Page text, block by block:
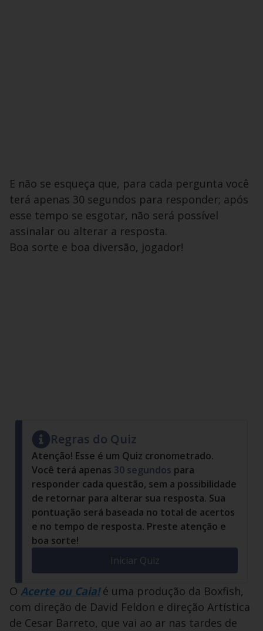
E não se esqueça que, para cada pergunta você
terá apenas 30 segundos para responder; após
esse tempo se esgotar, não será possível
assinalar ou alterar a resposta.
Boa sorte e boa diversão, jogador!
Regras do Quiz
Atenção! Esse é um Quiz cronometrado.
Você terá apenas 30 segundos para
responder cada questão, sem a possibilidade
de retornar para alterar sua resposta. Sua
pontuação será baseada no total de acertos
e no tempo de resposta. Preste atenção e
boa sorte!
Iniciar Quiz
O Acerte ou Caia!é uma produção da Boxfish,
com direção de David Feldon e direção Artística
de Cesar Barreto, que vai ao ar nas tardes de